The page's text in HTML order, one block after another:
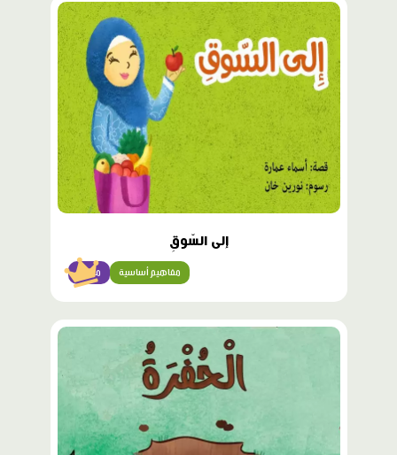
محتوى
مميّز
إِلى السّوقِ
مبتدئ مفاهيم أساسية
محتوى